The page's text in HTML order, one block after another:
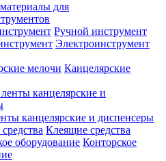
для
Ручной инструмент
Электроинструмент
Канцелярские
канцелярские и диспенсеры
Клеящие средства
Конторское